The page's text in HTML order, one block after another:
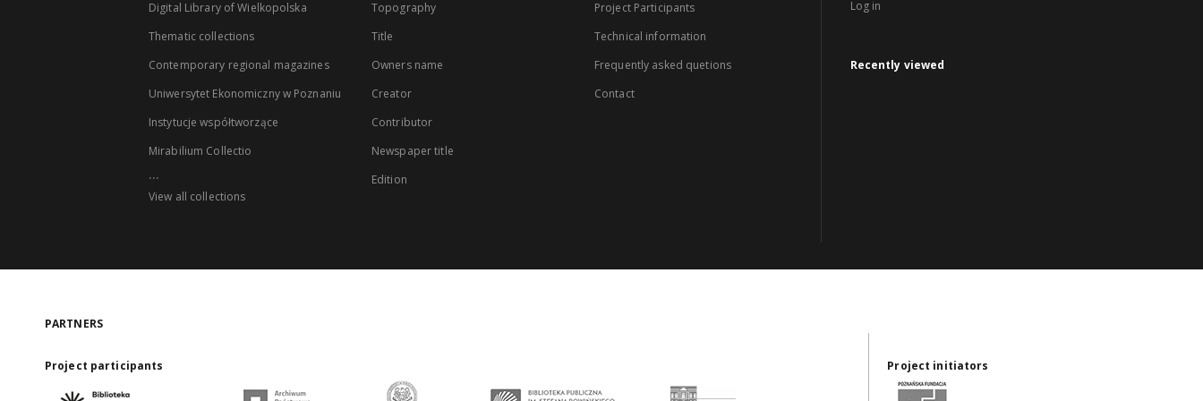
Digital Library of Wielkopolska
Thematic collections
Contemporary regional magazines
Uniwersytet Ekonomiczny w Poznaniu
Instytucje współtworzące
Mirabilium Collectio
...
View all collections
Topography
Title
Owners name
Creator
Contributor
Newspaper title
Edition
Project Participants
Technical information
Frequently asked quetions
Contact
Log in
Recently viewed
PARTNERS
Project participants Project initiators